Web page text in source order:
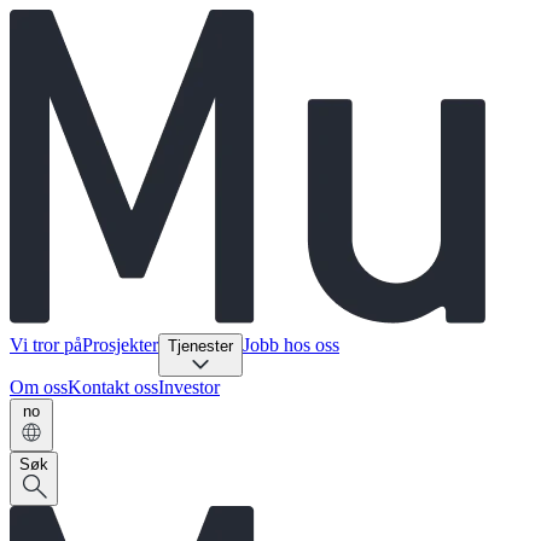
Vi tror påProsjekter Tjenester Jobb hos oss
Om ossKontakt ossInvestor
no
Søk